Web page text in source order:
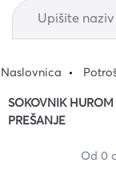
Naslovnica
SOKOVNIK
PREŠANJE
Od 0